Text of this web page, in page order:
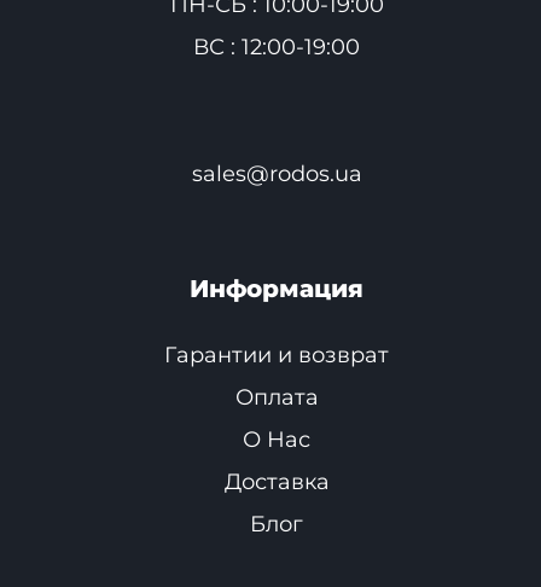
ВС : 12:00-19:00
sales@rodos.ua
Информация
Гарантии и возврат
Оплата
О Нас
Доставка
Блог